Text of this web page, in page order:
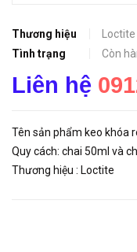
Thương hiệu
Loctite
Tình trạng
Còn
Liên hệ
Tên sản phẩm keo khóa
Quy cách: chai 50ml và
Thương hiệu : Loctite